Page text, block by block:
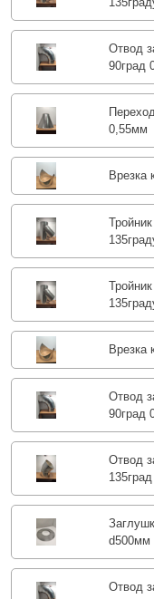
Отвод
90град
0,55мм
Врезка
Врезка
Отвод
90град
Отвод
d500мм
Отвод